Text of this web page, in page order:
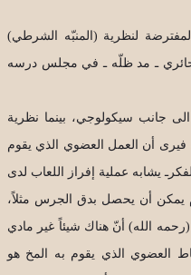
لنظرية (المنبّه الشرطي)
ـ مد ظلّه ـ في مجلس درسه
جانب سيكولوجي، بينما نظرية
أن العمل العضوي الذي يقوم
يشابه عملية إفراز اللعاب لدى
أن يحصل بدق الجرس مثلاً،
الله) أنّ هناك شيئاً غير مادي
العضوي الذي يقوم به المخ هو